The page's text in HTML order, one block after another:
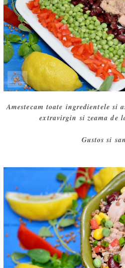
Amestecam toate ingredientele si
extravirgin si zeama de
Gustos si